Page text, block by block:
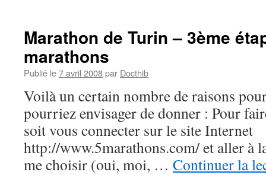
Marathon de Turin – 3ème
marathons
Publié le7 avril 2008par Docthib
Voilà un certain nombre de raisons
pourriez envisager de donner : Pour
soit vous connecter sur le site Internet
http://www.5marathons.com/ et aller à
me choisir (oui, moi, … Continuer la